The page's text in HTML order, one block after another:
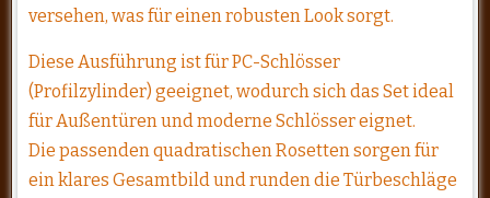
versehen, was für einen robusten Look sorgt.
Diese Ausführung ist für PC-Schlösser
(Profilzylinder) geeignet, wodurch sich das Set ideal
für Außentüren und moderne Schlösser eignet.
Die passenden quadratischen Rosetten sorgen für
ein klares Gesamtbild und runden die Türbeschläge